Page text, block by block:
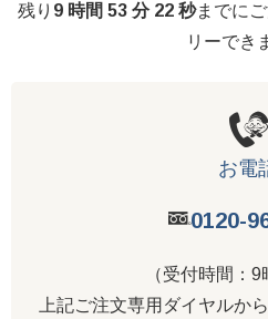
残り 9 時間 53 分 21 秒までに
リーでき
お電
0120-
（受付時間：9
上記ご注文専用ダイヤルか